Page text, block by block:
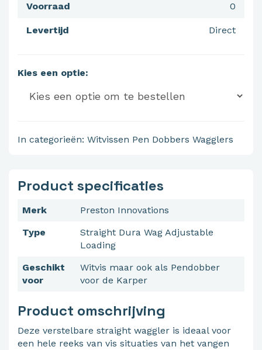
0
Voorraad
Direct
Levertijd
Kies een optie:
In categorieën: Witvissen Pen Dobbers Wagglers
Product specificaties
Merk
Preston Innovations
Type
Straight Dura Wag Adjustable
Loading
Geschikt
voor
Witvis maar ook als Pendobber
voor de Karper
Product omschrijving
Deze verstelbare straight waggler is ideaal voor
een hele reeks van vis situaties van het vangen